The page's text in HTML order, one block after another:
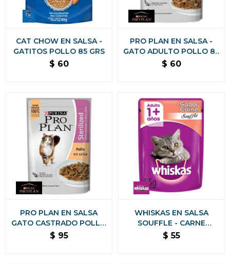
CAT CHOW EN SALSA -
GATITOS POLLO 85 GRS
$ 60
PRO PLAN EN SALSA -
GATO ADULTO POLLO 85
GRAMOS
$ 60
PRO PLAN EN SALSA
GATO CASTRADO POLLO
85 GRAMOS
$ 95
WHISKAS EN SALSA
SOUFFLE - CARNE
ALIMENTO HUMEDO 85
$ 55